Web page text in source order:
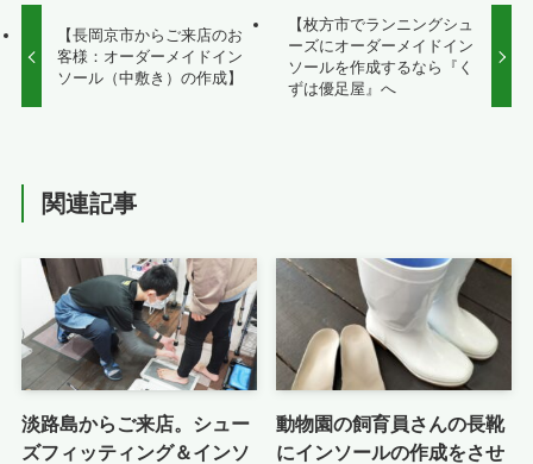
【長岡京市からご来店のお
客様：オーダーメイドイン
ソール（中敷き）の作成】
【枚方市でランニングシュ
ーズにオーダーメイドイン
ソールを作成するなら『く
ずは優足屋』へ
関連記事
淡路島からご来店。シュー
ズフィッティング＆インソ
動物園の飼育員さんの長靴
にインソールの作成をさせ